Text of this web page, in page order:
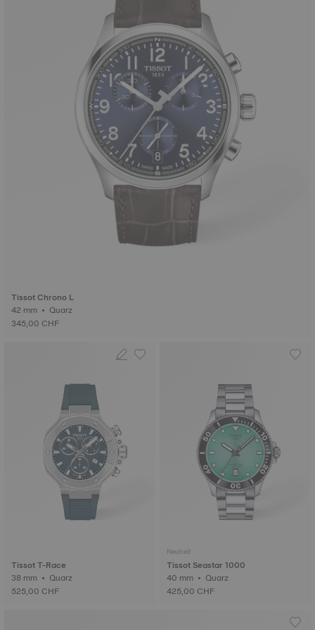
Tissot Chrono L
42 mm • Quarz
345,00 CHF
Tissot T-Race
38 mm • Quarz
525,00 CHF
Neuheit
Tissot Seastar 1000
40 mm • Quarz
425,00 CHF